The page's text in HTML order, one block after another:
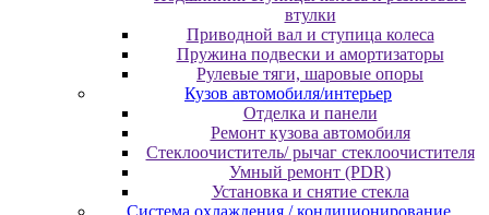
втулки
Приводной вал и ступица колеса
Пружина подвески и амортизаторы
Рулевые тяги, шаровые опоры
Кузов автомобиля/интерьер
Отделка и панели
Ремонт кузова автомобиля
Стеклоочиститель/ рычаг стеклоочистителя
Умный ремонт (PDR)
Установка и снятие стекла
Система охлаждения / кондиционирование